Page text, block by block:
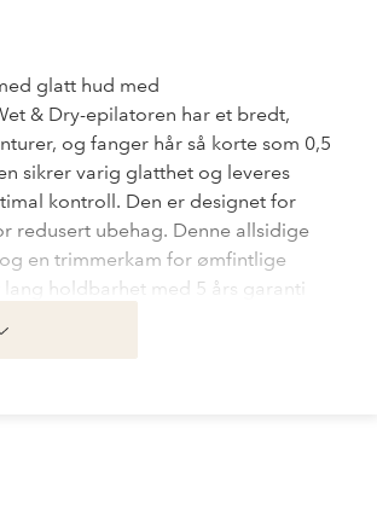
glatt hud med
& Dry-epilatoren har et bredt,
og fanger hår så korte som 0,5
sikrer varig glatthet og leveres
kontroll. Den er designet for
redusert ubehag. Denne allsidige
en trimmerkam for ømfintlige
holdbarhet med 5 års garanti